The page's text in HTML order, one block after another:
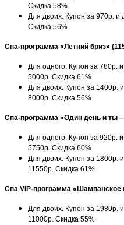
Скидка 58%
Для двоих. Купон за 970р. и
Скидка 56%
Спа-программа «Летний бриз»
Для одного. Купон за 780р.
5000р. Скидка 61%
Для двоих. Купон за 1400р.
8000р. Скидка 56%
Спа-программа «Один день и ты
Для одного. Купон за 920р.
5750р. Скидка 60%
Для двоих. Купон за 1800р.
11550р. Скидка 61%
Спа VIP-программа «Шампанское
Для двоих. Купон за 1980р.
11000р. Скидка 55%